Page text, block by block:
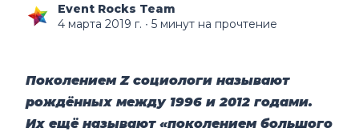
Event Rocks Team
4 марта 2019 г. ∙ 5 минут на прочтение
Поколением Z социологи называют
рождённых между 1996 и 2012 годами.
Их ещё называют «поколением большого